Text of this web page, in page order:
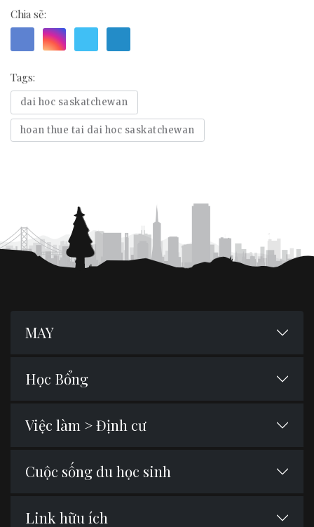
Chia sẽ:
Tags:
dai hoc saskatchewan
hoan thue tai dai hoc saskatchewan
MAY
Học Bổng
Việc làm > Định cư
Cuộc sống du học sinh
Link hữu ích